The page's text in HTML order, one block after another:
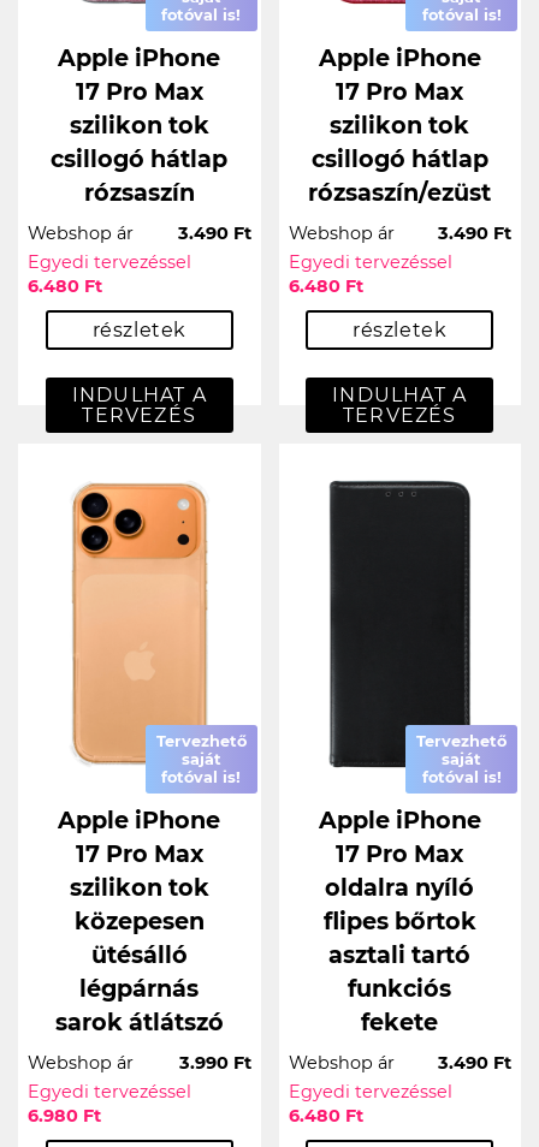
fotóval is!
Apple iPhone
17 Pro Max
szilikon tok
csillogó hátlap
rózsaszín
Webshop ár
3.490 Ft
Egyedi tervezéssel
6.480 Ft
részletek
INDULHAT A
TERVEZÉS
fotóval is!
Apple iPhone
17 Pro Max
szilikon tok
csillogó hátlap
rózsaszín/ezüst
Webshop ár
3.490 Ft
Egyedi tervezéssel
6.480 Ft
részletek
INDULHAT A
TERVEZÉS
Tervezhető
saját
fotóval is!
Apple iPhone
17 Pro Max
szilikon tok
közepesen
ütésálló
légpárnás
sarok átlátszó
Webshop ár
3.990 Ft
Egyedi tervezéssel
6.980 Ft
Tervezhető
saját
fotóval is!
Apple iPhone
17 Pro Max
oldalra nyíló
flipes bőrtok
asztali tartó
funkciós
fekete
Webshop ár
3.490 Ft
Egyedi tervezéssel
6.480 Ft